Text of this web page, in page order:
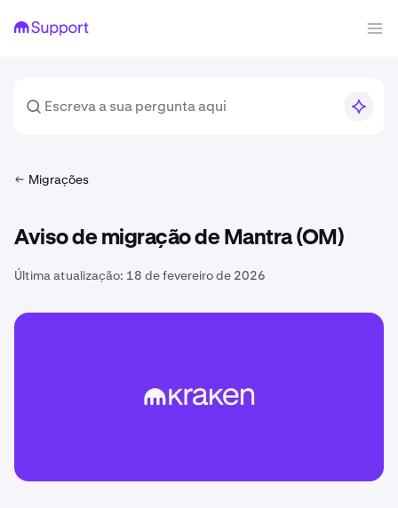
Migrações
Aviso de migração de Mantra (OM)
Última atualização: 18 de fevereiro de 2026